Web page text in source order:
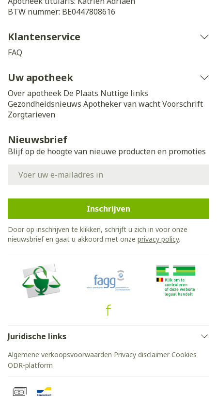
BTW nummer: BE0447808616
Klantenservice
FAQ
Uw apotheek
Over apotheek De Plaats Nuttige links
Gezondheidsnieuws Apotheker van wachtVoorschrift
Zorgtarieven
Nieuwsbrief
Blijf op de hoogte van nieuwe producten en promoties
Inschrijven
Door op inschrijven te klikken, schrijft u zich in voor onze
nieuwsbrief en gaat u akkoord met onze privacy policy.
Juridische links
Algemene verkoopsvoorwaarden Privacy disclaimer Cookies
ODR-platform